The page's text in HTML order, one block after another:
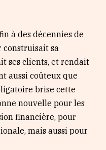
à des décennies de
construisait sa
ses clients, et rendait
aussi coûteux que
brise cette
nouvelle pour les
financière, pour
mais aussi pour